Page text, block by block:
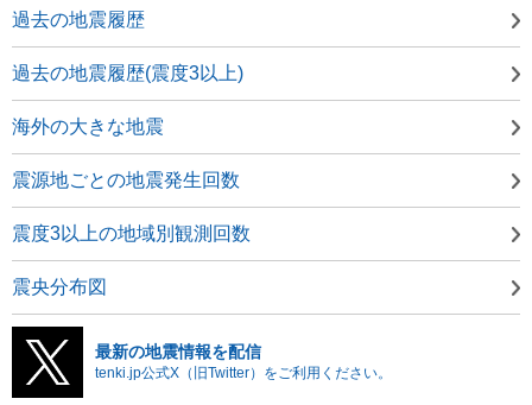
過去の地震履歴
過去の地震履歴(震度3以上)
海外の大きな地震
震源地ごとの地震発生回数
震度3以上の地域別観測回数
震央分布図
最新の地震情報を配信
tenki.jp公式X（旧Twitter）をご利用ください。